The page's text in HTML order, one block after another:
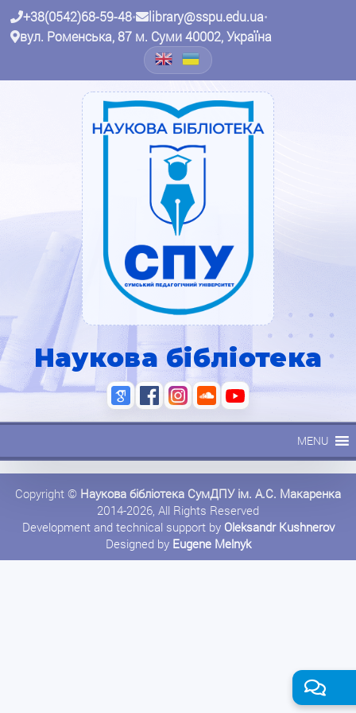
+38(0542)68-59-48• library@sspu.edu.ua•
вул. Роменська, 87 м. Суми 40002, Україна
Наукова бібліотека
MENU
Copyright © Наукова бібліотека СумДПУ ім. А.С. Макаренка
2014-2026, All Rights Reserved
Development and technical support by Oleksandr Kushnerov
Designed by Eugene Melnyk